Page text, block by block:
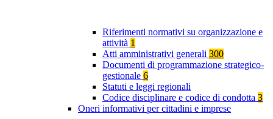
Riferimenti normativi su organizzazione e
attività 1
Atti amministrativi generali 300
Documenti di programmazione strategico-
gestionale 6
Statuti e leggi regionali
Codice disciplinare e codice di condotta 3
Oneri informativi per cittadini e imprese